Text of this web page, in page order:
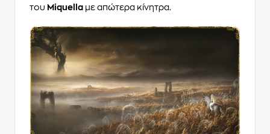
του Miquella με απώτερα κίνητρα.